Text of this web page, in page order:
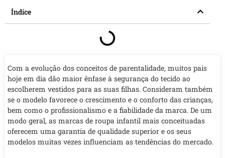
Índice
Com a evolução dos conceitos de parentalidade, muitos pais
hoje em dia dão maior ênfase à segurança do tecido ao
escolherem vestidos para as suas filhas. Consideram também
se o modelo favorece o crescimento e o conforto das crianças,
bem como o profissionalismo e a fiabilidade da marca. De um
modo geral, as marcas de roupa infantil mais conceituadas
oferecem uma garantia de qualidade superior e os seus
modelos muitas vezes influenciam as tendências do mercado.